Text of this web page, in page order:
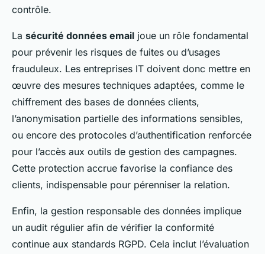
contrôle.
La sécurité données email joue un rôle fondamental
pour prévenir les risques de fuites ou d’usages
frauduleux. Les entreprises IT doivent donc mettre en
œuvre des mesures techniques adaptées, comme le
chiffrement des bases de données clients,
l’anonymisation partielle des informations sensibles,
ou encore des protocoles d’authentification renforcée
pour l’accès aux outils de gestion des campagnes.
Cette protection accrue favorise la confiance des
clients, indispensable pour pérenniser la relation.
Enfin, la gestion responsable des données implique
un audit régulier afin de vérifier la conformité
continue aux standards RGPD. Cela inclut l’évaluation